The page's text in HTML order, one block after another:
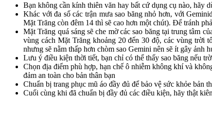
Bạn không cần kính thiên văn hay bất cứ dụng cụ nào, hãy
Khác với đa số các trận mưa sao băng nhỏ hơn, với
Mặt Trăng còn đêm 14 thì sẽ cao hơn một chút). Để tránh
Mặt Trăng quá sáng sẽ che mờ các sao băng tại trung tâm
vùng cách Mặt Trăng khoảng 20 đến 30 độ, các vùng trời
nhưng sẽ nằm thấp hơn chòm sao Gemini nên sẽ ít gây ảnh
Lưu ý điều kiện thời tiết, bạn chỉ có thể thấy sao băng nếu
Chọn địa điểm phù hợp, hạn chế ô nhiễm không khí và
đảm an toàn cho bản thân bạn
Chuẩn bị trang phục mũ áo đầy đủ để bảo vệ sức khỏe bản
Cuối cùng khi đã chuẩn bị đầy đủ các điều kiện, hãy thật